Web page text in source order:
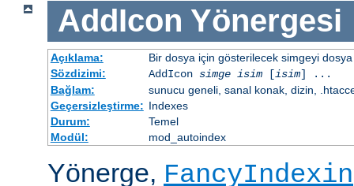
AddIcon Yönergesi
Açıklama:
Bir dosya için gösterilecek simgeyi
Sözdizimi:
AddIcon simge isim[isim] ...
Bağlam:
sunucu geneli, sanal konak, dizin,
Geçersizleştirme: Indexes
Durum:
Temel
Modül:
mod_autoindex
Yönerge,